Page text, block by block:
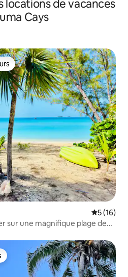
locations de vacances
Cays
les plus aimés
Note
5 (16)
sur une magnifique plage de